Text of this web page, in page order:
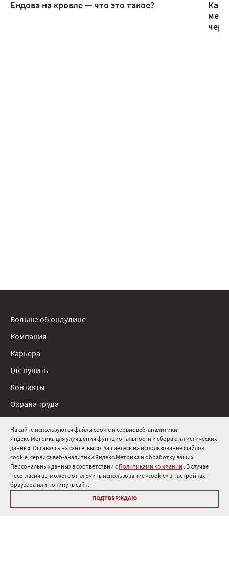
На сайте используются файлы cookie и сервис веб-аналитики
Яндекс.Метрика для улучшения функциональности и сбора статистических
данных. Оставаясь на сайте, вы соглашаетесь на использование файлов
cookie, сервиса веб-аналитики Яндекс.Метрика и обработку ваших
Персональных данных в соответствии с Политиками компании . В случае
несогласия вы можете отключить использование «cookie» в настройках
браузера или покинуть сайт.
ПОДТВЕРЖДАЮ
Ендова на кровле — что это такое?
Как
8 800 511 91 82
info@onduline.ru
Россия Беларусь Казахстан
Больше об ондулине
Компания
Карьера
Где купить
Контакты
Охрана труда